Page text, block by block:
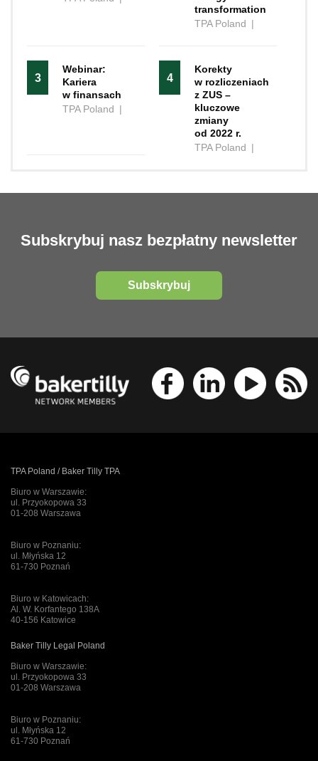
transformation
TPA Poland |
3
Webinar:
Kariera
w finansach
TPA Poland |
4
Korekty
w rozliczeniach
z ZUS –
kluczowe
zmiany
od 2022 r.
TPA Poland |
Subskrybuj nasz bezpłatny newsletter
Subskrybuj
TPA Poland / Baker Tilly TPA
Biuro w Warszawie:
ul. Przyokopowa 33
01-208 Warszawa
Biuro w Poznaniu:
ul. Młyńska 12
61-730 Poznań
Biuro w Katowicach:
Al. W. Korfantego 138A
40-156 Katowice
Baker Tilly Legal Poland
Biuro w Warszawie:
ul. Przyokopowa 33
01-208 Warszawa
Biuro w Poznaniu:
ul. Młyńska 12
61-730 Poznań